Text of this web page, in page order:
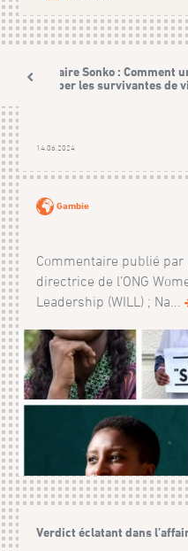
L’affaire Sonko :
tomber les survivantes de
14.06.2024
Gambie
Commentaire publié par
directrice de l’ONG
Leadership (WILL) ; Na...
Verdict éclatant dans